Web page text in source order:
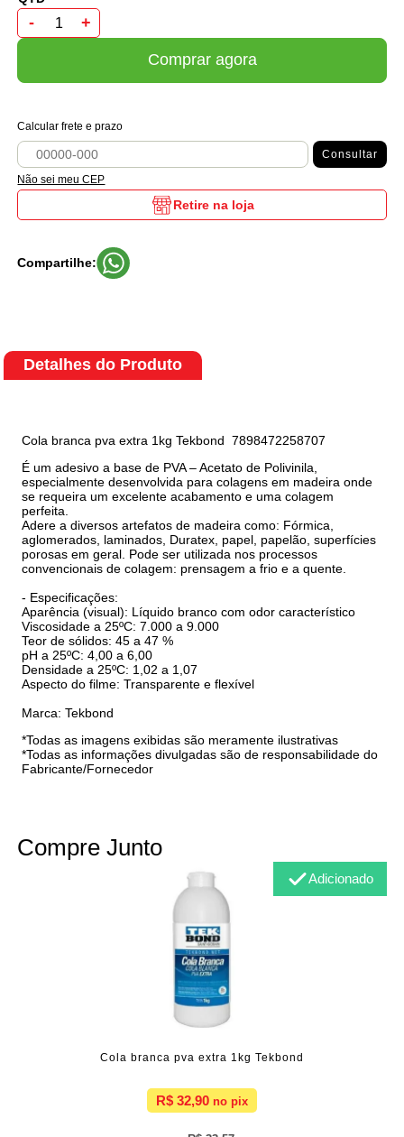
- +
Comprar agora
Calcular frete e prazo
Consultar
Não sei meu CEP
Retire na loja
Compartilhe:
Detalhes do Produto
Cola branca pva extra 1kg Tekbond 7898472258707
É um adesivo a base de PVA – Acetato de Polivinila,
especialmente desenvolvida para colagens em madeira onde
se requeira um excelente acabamento e uma colagem
perfeita.
Adere a diversos artefatos de madeira como: Fórmica,
aglomerados, laminados, Duratex, papel, papelão, superfícies
porosas em geral. Pode ser utilizada nos processos
convencionais de colagem: prensagem a frio e a quente.
- Especificações:
Aparência (visual): Líquido branco com odor característico
Viscosidade a 25ºC: 7.000 a 9.000
Teor de sólidos: 45 a 47 %
pH a 25ºC: 4,00 a 6,00
Densidade a 25ºC: 1,02 a 1,07
Aspecto do filme: Transparente e flexível
Marca: Tekbond
*Todas as imagens exibidas são meramente ilustrativas
*Todas as informações divulgadas são de responsabilidade do
Fabricante/Fornecedor
Compre Junto
Cola branca pva extra 1kg Tekbond
R$ 32,90
Adicionado